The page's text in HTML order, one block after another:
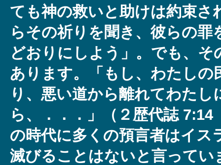
ても神の救いと助けは約束さ
らその祈りを聞き、彼らの罪
どおりにしよう」。でも、
あります。「もし、わたしの
り、悪い道から離れてわたし
ら、．．．」（２歴代誌
の時代に多くの預言者はイス
滅びることはないと言ってい